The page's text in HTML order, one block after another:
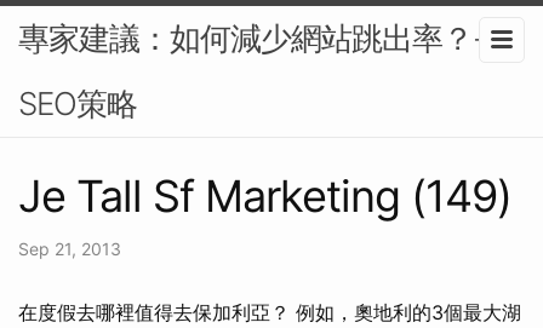
專家建議：如何減少網站跳出率？-
SEO策略
Je Tall Sf Marketing (149)
Sep 21, 2013
在度假去哪裡值得去保加利亞？ 例如，奧地利的3個最大湖